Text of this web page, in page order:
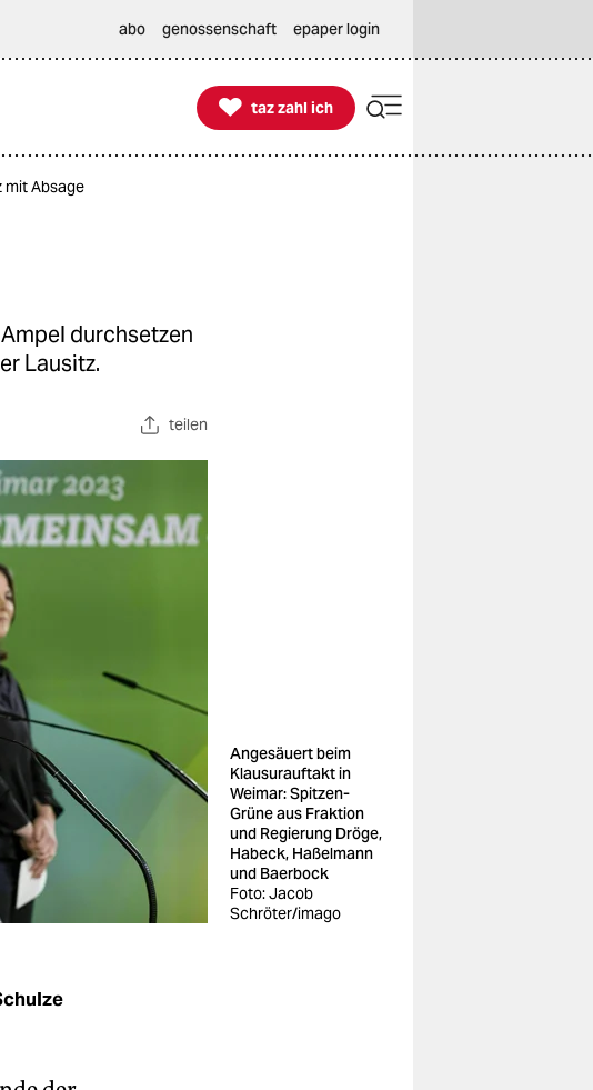
abo genossenschaft epaper login

taz zahl ich
taz zahl ich
mit Absage
durchsetzen
Lausitz.
teilen
Angesäuert beim
Klau­sur­auftakt in
Weimar: Spitzen-
Grüne aus Fraktion
und Regierung Dröge,
Habeck, Haßelmann
und Baerbock
Foto: Jacob
Schröter/imago